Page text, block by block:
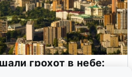
грохот в небе: